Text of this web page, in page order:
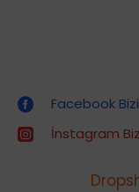
Facebook
İnstagram